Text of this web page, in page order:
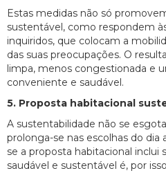
Estas medidas não só
sustentável, como respondem
inquiridos, que colocam a
das suas preocupações. O
limpa, menos congestionada e
conveniente e saudável.
5. Proposta habitacional
A sustentabilidade não se
prolonga-se nas escolhas do dia
se a proposta habitacional inclui
saudável e sustentável é, por